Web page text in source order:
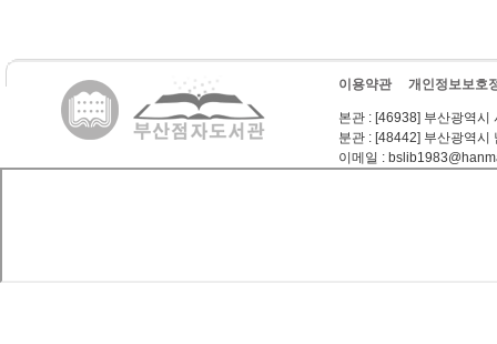
이용약관 개인정보보호
본관 : [46938] 부산광역시
분관 : [48442] 부산광역시
이메일 :